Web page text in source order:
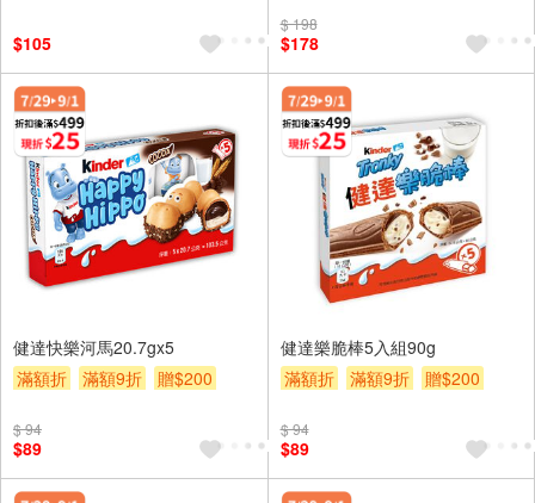
$105
$ 198
$178
健達快樂河馬20.7gx5
滿額折
滿額9折 贈$200
$ 94
$89
健達樂脆棒5入組90g
滿額折
滿額9折 贈$200
$ 94
$89